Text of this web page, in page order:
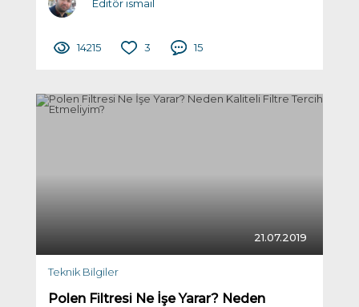
Editör ismail
14215 3 15
21.07.2019
Teknik Bilgiler
Polen Filtresi Ne İşe Yarar? Neden